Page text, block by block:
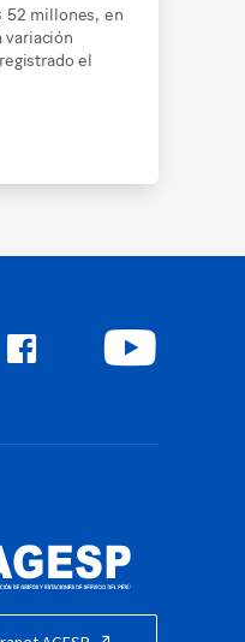
52 millones, en
el